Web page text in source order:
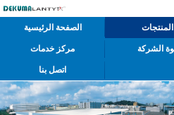
الصفحة الرئيسية المنتجات
مركز خدمات الشركة
اتصل بنا